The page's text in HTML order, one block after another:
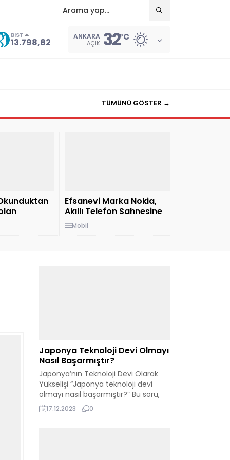
BIST
13.798,82
ANKARA
AÇIK 32°C
TÜMÜNÜ GÖSTER →
Efsanevi Marka Nokia,
Akıllı Telefon Sahnesine
Veda Ediyor!
Mobil
Japonya Teknoloji Devi Olmayı
Nasıl Başarmıştır?
Japonya’nın Teknoloji Devi Olarak
Yükselişi “Japonya teknoloji devi
olmayı nasıl başarmıştır?” Bu soru,
Japonya’nın dünya teknoloji
sahnesindeki etkileyici konumunu
17.12.2023 0